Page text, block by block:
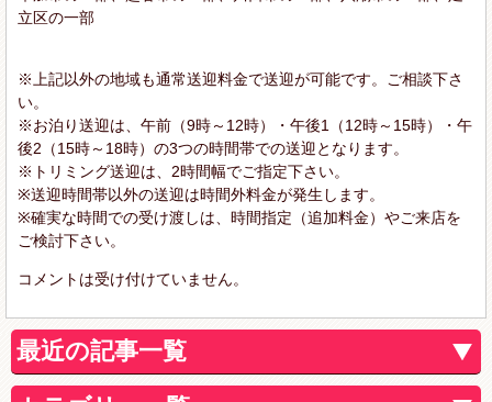
立区の一部
※上記以外の地域も通常送迎料金で送迎が可能です。ご相談下さ
い。
※お泊り送迎は、午前（9時～12時）・午後1（12時～15時）・午
後2（15時～18時）の3つの時間帯での送迎となります。
※トリミング送迎は、2時間幅でご指定下さい。
※送迎時間帯以外の送迎は時間外料金が発生します。
※確実な時間での受け渡しは、時間指定（追加料金）やご来店を
ご検討下さい。
コメントは受け付けていません。
最近の記事一覧